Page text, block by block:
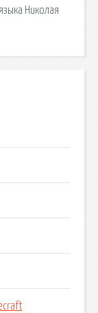
Николая